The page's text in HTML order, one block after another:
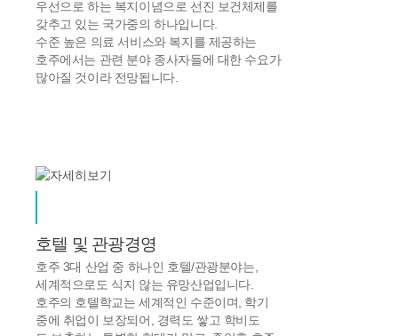
우선으로 하는 복지이념으로 선진 보건체제를
갖추고 있는 국가중의 하나입니다.
수준 높은 의료 서비스와 복지를 제공하는
호주에서는 관련 분야 종사자들에 대한 수요가
많아질 것이라 전망됩니다.
호텔 및 관광경영
호주 3대 산업 중 하나인 호텔/관광분야는,
세계적으로도 식지 않는 유망산업입니다.
호주의 호텔학교는 세계적인 수준이며, 학기
중에 취업이 보장되어, 경력도 쌓고 학비도